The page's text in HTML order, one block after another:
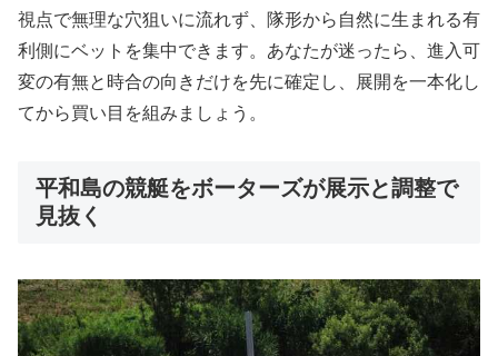
視点で無理な穴狙いに流れず、隊形から自然に生まれる有
利側にベットを集中できます。あなたが迷ったら、進入可
変の有無と時合の向きだけを先に確定し、展開を一本化し
てから買い目を組みましょう。
平和島の競艇をボーターズが展示と調整で
見抜く